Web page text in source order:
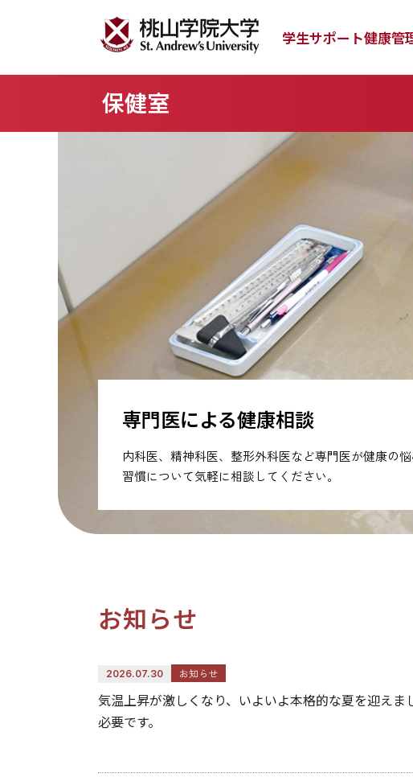
学生サポート健康管
保健室
専門医による健康相談
内科医、精神科医、整形外科医など専門医が健康の
習慣について気軽に相談してください。
お知らせ
2026.07.30 お知らせ
気温上昇が激しくなり、いよいよ本格的な夏を迎え
必要です。